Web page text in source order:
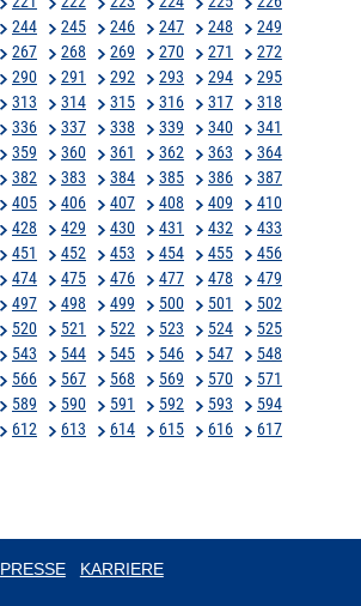
244 245 246 247 248
249
267 268 269 270 271
272
290 291 292 293 294
295
313 314 315 316 317
318
336 337 338 339 340
341
359 360 361 362 363
364
382 383 384 385 386
387
405 406 407 408 409
410
428 429 430 431 432
433
451 452 453 454 455
456
474 475 476 477 478
479
497 498 499 500 501
502
520 521 522 523 524
525
543 544 545 546 547
548
566 567 568 569 570
571
589 590 591 592 593
594
612 613 614 615 616
617
PRESSE
KARRIERE